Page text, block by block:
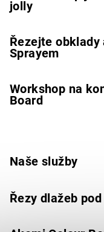
jolly
Řezejte obklady
Sprayem
Workshop na
Board
Naše služby
Řezy dlažeb